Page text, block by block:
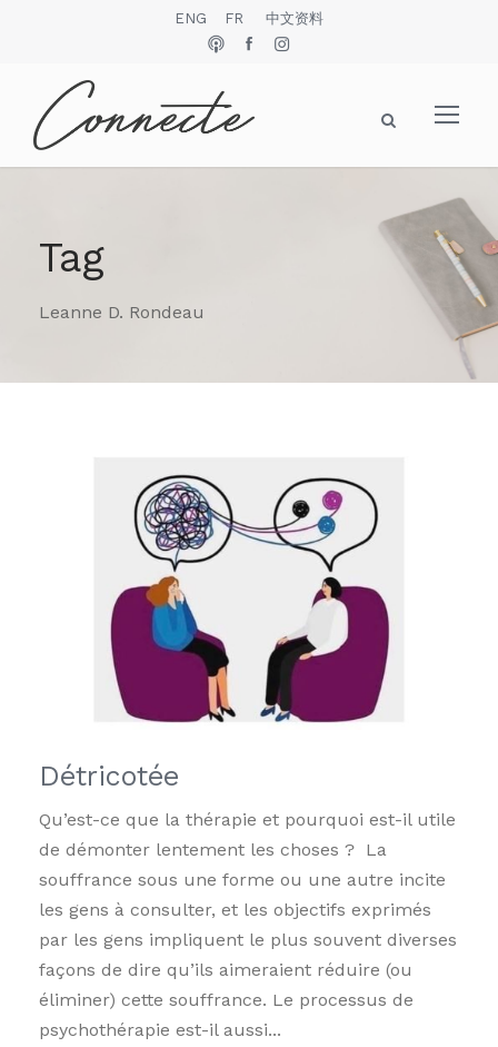
ENG FR 中文资料
Tag
Leanne D. Rondeau
Détricotée
Qu’est-ce que la thérapie et pourquoi est-il utile
de démonter lentement les choses ? La
souffrance sous une forme ou une autre incite
les gens à consulter, et les objectifs exprimés
par les gens impliquent le plus souvent diverses
façons de dire qu’ils aimeraient réduire (ou
éliminer) cette souffrance. Le processus de
psychothérapie est-il aussi...